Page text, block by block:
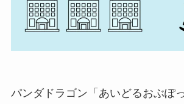
パンダドラゴン「あいどるおぶぽ